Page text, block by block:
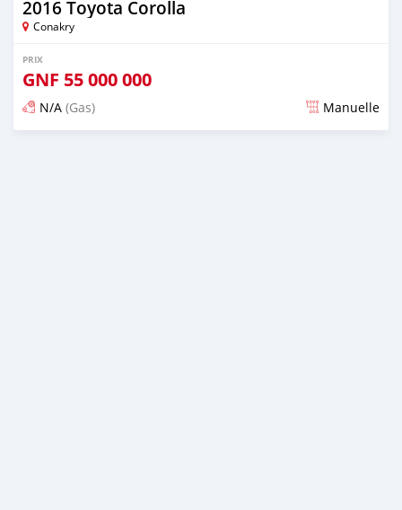
2016 Toyota Corolla
Conakry
PRIX
GNF 55 000 000
N/A (Gas) Manuelle